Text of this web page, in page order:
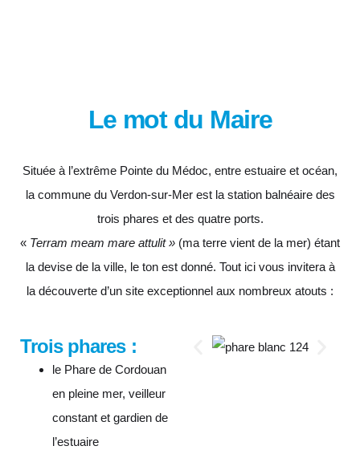
Le mot du Maire
Située à l’extrême Pointe du Médoc, entre estuaire et océan,
la commune du Verdon-sur-Mer est la station balnéaire des
trois phares et des quatre ports.
« Terram meam mare attulit » (ma terre vient de la mer) étant
la devise de la ville, le ton est donné. Tout ici vous invitera à
la découverte d’un site exceptionnel aux nombreux atouts :
Trois phares :
le Phare de Cordouan
en pleine mer, veilleur
constant et gardien de
l’estuaire